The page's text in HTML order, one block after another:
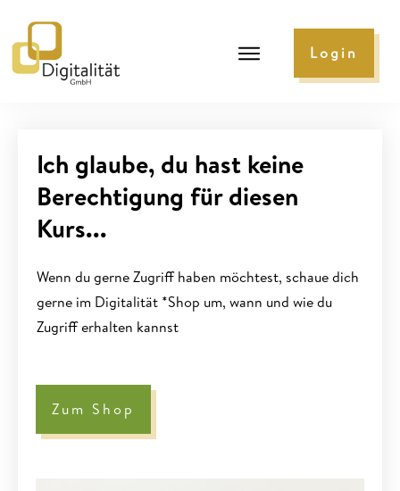
Login
Ich glaube, du hast keine
Berechtigung für diesen
Kurs...
Wenn du gerne Zugriff haben möchtest, schaue dich
gerne im Digitalität *Shop um, wann und wie du
Zugriff erhalten kannst
Zum Shop